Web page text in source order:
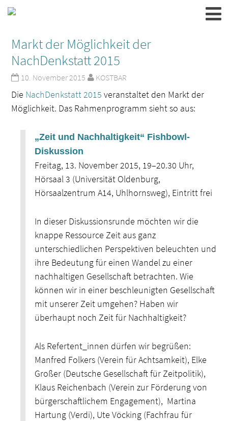
Markt der Möglichkeit der
NachDenkstatt 2015
10. November 2015 KOSTBAR
Die NachDenkstatt 2015 veranstaltet den Markt der
Möglichkeit. Das Rahmenprogramm sieht so aus:
„Zeit und Nachhaltigkeit“ Fishbowl-
Diskussion
Freitag, 13. November 2015, 19–20.30 Uhr,
Hörsaal 3 (Universität Oldenburg,
Hörsaalzentrum A14, Uhlhornsweg), Eintritt frei
In dieser Diskussionsrunde möchten wir die
knappe Ressource Zeit aus ganz
unterschiedlichen Perspektiven beleuchten und
ihre Bedeutung für einen Wandel zu einer
nachhaltigen Gesellschaft betrachten. Wie
können wir in einer beschleunigten Gesellschaft
mit unserer Zeit umgehen? Haben wir
überhaupt noch Zeit für Nachhaltigkeit?
Als Refertent_innen dürfen wir begrüßen:
Manfred Folkers (Verein für Achtsamkeit), Elke
Großer (Deutsche Gesellschaft für Zeitpolitik),
Klaus Reichenbach (Verein zur Förderung von
bürgerschaftlichem Engagement), Martina
Hartung (Verdi), Ute Vöcking (Fachfrau für